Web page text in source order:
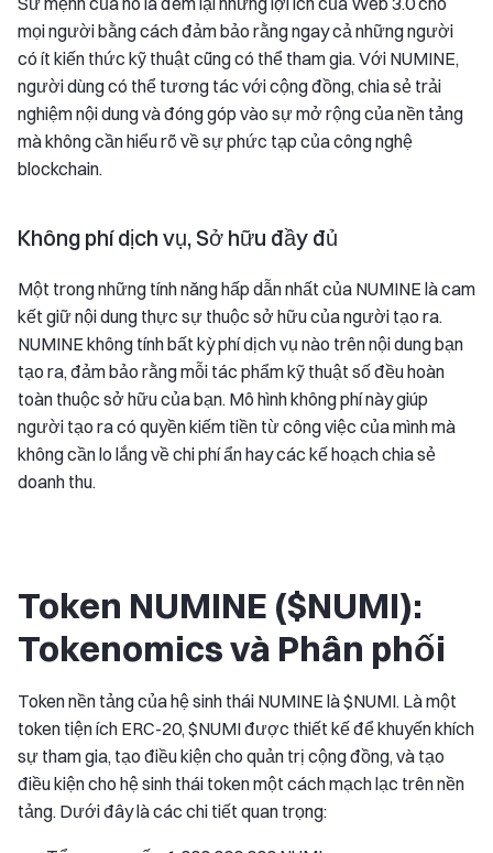
mọi người bằng cách đảm bảo rằng ngay cả những người
có ít kiến thức kỹ thuật cũng có thể tham gia. Với NUMINE,
người dùng có thể tương tác với cộng đồng, chia sẻ trải
nghiệm nội dung và đóng góp vào sự mở rộng của nền tảng
mà không cần hiểu rõ về sự phức tạp của công nghệ
blockchain.
Không phí dịch vụ, Sở hữu đầy đủ
Một trong những tính năng hấp dẫn nhất của NUMINE là cam
kết giữ nội dung thực sự thuộc sở hữu của người tạo ra.
NUMINE không tính bất kỳ phí dịch vụ nào trên nội dung bạn
tạo ra, đảm bảo rằng mỗi tác phẩm kỹ thuật số đều hoàn
toàn thuộc sở hữu của bạn. Mô hình không phí này giúp
người tạo ra có quyền kiếm tiền từ công việc của mình mà
không cần lo lắng về chi phí ẩn hay các kế hoạch chia sẻ
doanh thu.
Token NUMINE ($NUMI):
Tokenomics và Phân phối
Token nền tảng của hệ sinh thái NUMINE là $NUMI. Là một
token tiện ích ERC-20, $NUMI được thiết kế để khuyến khích
sự tham gia, tạo điều kiện cho quản trị cộng đồng, và tạo
điều kiện cho hệ sinh thái token một cách mạch lạc trên nền
tảng. Dưới đây là các chi tiết quan trọng: